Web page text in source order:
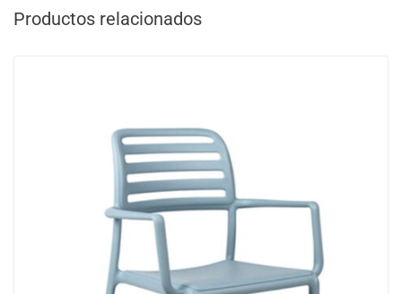
Productos relacionados